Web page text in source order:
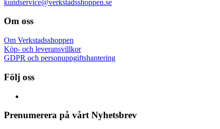
kundservice@verkstadsshoppen.se
Om oss
Om Verkstadsshoppen
Köp- och leveransvillkor
GDPR och personuppgiftshantering
Följ oss
Prenumerera på vårt Nyhetsbrev